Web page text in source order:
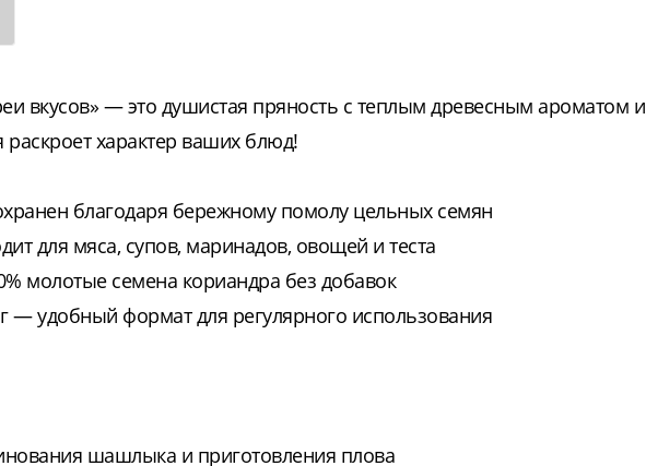
вкусов» — это душистая пряность с теплым древесным ароматом и
раскроет характер ваших блюд!
благодаря бережному помолу цельных семян
для мяса, супов, маринадов, овощей и теста
молотые семена кориандра без добавок
— удобный формат для регулярного использования
шашлыка и приготовления плова